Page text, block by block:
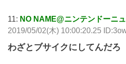
11: NO NAME@ニンテンドーニ
2019/05/02(木) 10:00:20.25
わざとブサイクにしてんだろ